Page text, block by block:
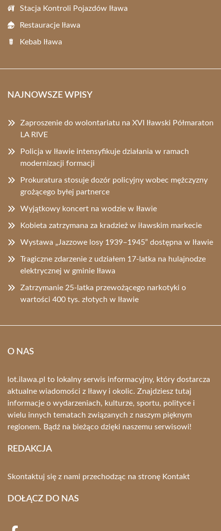
Stacja Kontroli Pojazdów Iława
Restauracje Iława
Kebab Iława
NAJNOWSZE WPISY
Zaproszenie do wolontariatu na XVI Iławski Półmaraton
LA RIVE
Policja w Iławie intensyfikuje działania w ramach
modernizacji formacji
Prokuratura stosuje dozór policyjny wobec mężczyzny
grożącego byłej partnerce
Wyjątkowy koncert na wodzie w Iławie
Kobieta zatrzymana za kradzież w iławskim markecie
Wystawa „Jazzowe losy 1939–1945” dostępna w Iławie
Tragiczne zdarzenie z udziałem 17-latka na hulajnodze
elektrycznej w gminie Iława
Zatrzymanie 25-latka przewożącego narkotyki o
wartości 400 tys. złotych w Iławie
O NAS
lot.ilawa.pl to lokalny serwis informacyjny, który dostarcza
aktualne wiadomości z Iławy i okolic. Znajdziesz tutaj
informacje o wydarzeniach, kulturze, sportu, polityce i
wielu innych tematach związanych z naszym pięknym
regionem. Bądź na bieżąco dzięki naszemu serwisowi!
REDAKCJA
Skontaktuj się z nami przechodząc na stronę Kontakt
DOŁĄCZ DO NAS